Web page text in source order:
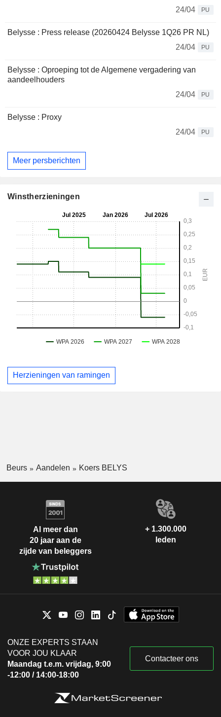
24/04
PU
Belysse : Press release (20260424 Belysse 1Q26 PR NL)
24/04
PU
Belysse : Oproeping tot de Algemene vergadering van
aandeelhouders
24/04
PU
Belysse : Proxy
24/04
PU
Meer persberichten
Winstherzieningen
Herzieningen van ramingen
Beurs Aandelen Koers BELYS
Al meer dan
20 jaar aan de
zijde van beleggers
+ 1.300.000
leden
ONZE EXPERTS STAAN
VOOR JOU KLAAR
Maandag t.e.m. vrijdag, 9:00
-12:00 / 14:00-18:00
Contacteer ons